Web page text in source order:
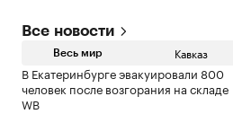
Все новости
Весь мир Кавказ
В Екатеринбурге эвакуировали 800
человек после возгорания на складе
WB